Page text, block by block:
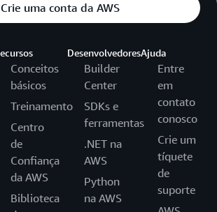
Crie uma conta da AWS
Conceitos
básicos
Treinamento
Centro
de
Confiança
da AWS
Biblioteca
Desenvolvedores
Builder
Center
SDKs e
ferramentas
.NET na
AWS
Python
na AWS
Ajuda
Entre
em
contato
conosco
Crie um
tíquete
de
suporte